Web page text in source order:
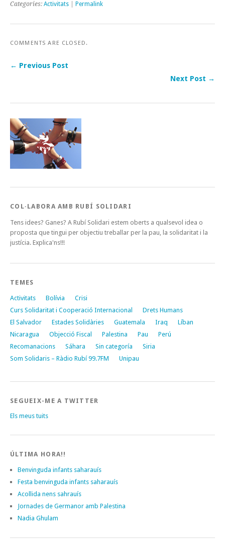
Categories: Activitats Permalink
COMMENTS ARE CLOSED.
← Previous Post
Next Post →
COL·LABORA AMB RUBÍ SOLIDARI
Tens idees? Ganes? A Rubí Solidari estem oberts a qualsevol idea o
proposta que tingui per objectiu treballar per la pau, la solidaritat i la
justícia. Explica'ns!!!
TEMES
Activitats Bolívia
Crisi
Curs Solidaritat i Cooperació Internacional
Drets Humans
El Salvador
Estades Solidàries Guatemala Iraq
Líban
Nicaragua
Objecció Fiscal Palestina Pau
Perú
Recomanacions
Sáhara Sin categoría
Siria
Som Solidaris – Ràdio Rubí 99.7FM
Unipau
SEGUEIX-ME A TWITTER
Els meus tuits
ÚLTIMA HORA!!
Benvinguda infants saharauís
Festa benvinguda infants saharauís
Acollida nens sahrauís
Jornades de Germanor amb Palestina
Nadia Ghulam